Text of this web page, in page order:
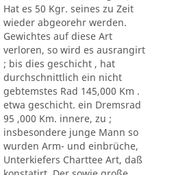
Hat es 50 Kgr. seines zu Zeit
wieder abgeorehr werden.
Gewichtes auf diese Art
verloren, so wird es ausrangirt
; bis dies geschicht , hat
durchschnittlich ein nicht
gebtemstes Rad 145,000 Km .
etwa geschicht. ein Dremsrad
95 ,000 Km. innere, zu ;
insbesondere junge Mann so
wurden Arm- und einbrüche,
Unterkiefers Charttee Art, daß